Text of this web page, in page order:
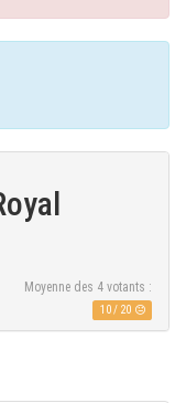
Moyenne des 4 votants :
10/ 20